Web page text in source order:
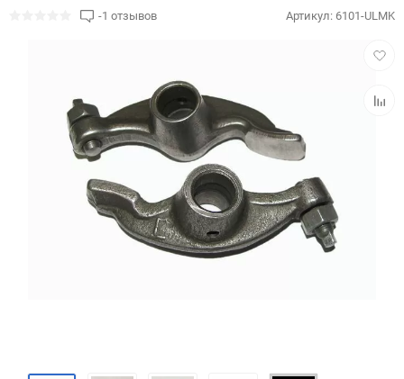
Артикул: 6101-ULMK
-1 отзывов